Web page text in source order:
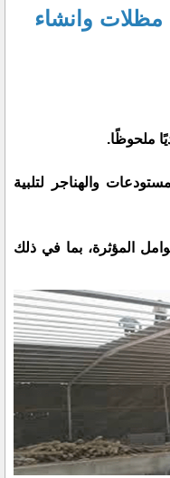
مظلات وانشاء
ملحوظًا.
والهناجر لتلبية
المؤثرة، بما في ذلك